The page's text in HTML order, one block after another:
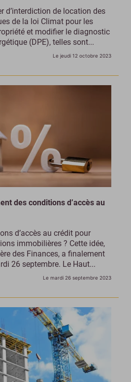
d’interdiction de location des
de la loi Climat pour les
et modifier le diagnostic
(DPE), telles sont...
Le jeudi 12 octobre 2023
des conditions d’accès au
d’accès au crédit pour
immobilières ? Cette idée,
des Finances, a finalement
26 septembre. Le Haut...
Le mardi 26 septembre 2023